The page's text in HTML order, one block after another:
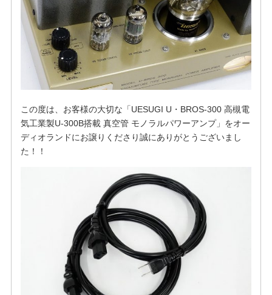
この度は、お客様の大切な「UESUGI U・BROS-300 高槻電
気工業製U-300B搭載 真空管 モノラルパワーアンプ」をオー
ディオランドにお譲りくださり誠にありがとうございまし
た！！